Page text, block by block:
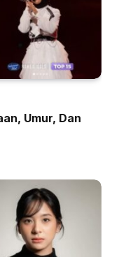
Umur, Dan